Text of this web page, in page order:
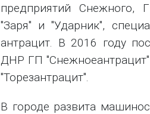
предприятий Снежного,
"Заря" и "Ударник",
антрацит. В 2016 году
ДНР ГП
"Торезантрацит".
В городе развита